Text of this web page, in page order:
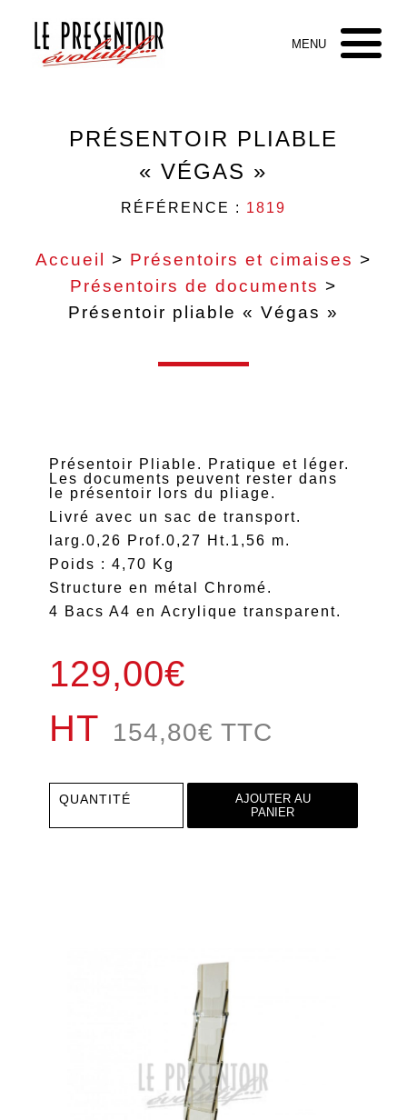
PRÉSENTOIR PLIABLE
« VÉGAS »
RÉFÉRENCE : 1819
Accueil > Présentoirs et cimaises >
Présentoirs de documents >
Présentoir pliable « Végas »
Présentoir Pliable. Pratique et léger.
Les documents peuvent rester dans
le présentoir lors du pliage.
Livré avec un sac de transport.
larg.0,26 Prof.0,27 Ht.1,56 m.
Poids : 4,70 Kg
Structure en métal Chromé.
4 Bacs A4 en Acrylique transparent.
129,00€
HT 154,80€ TTC
QUANTITÉ
AJOUTER AU
PANIER